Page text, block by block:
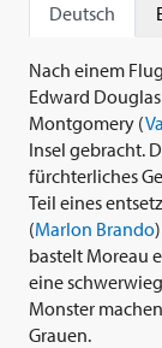
Deutsch
Nach einem
Edward
Montgomery (
Insel gebracht.
fürchterliches
Teil eines
(Marlon Brando
bastelt Moreau
eine
Monster
Grauen.